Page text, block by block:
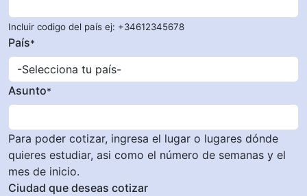
Incluir codigo del país ej: +34612345678
País*
Asunto*
Para poder cotizar, ingresa el lugar o lugares dónde
quieres estudiar, asi como el número de semanas y el
mes de inicio.
Ciudad que deseas cotizar